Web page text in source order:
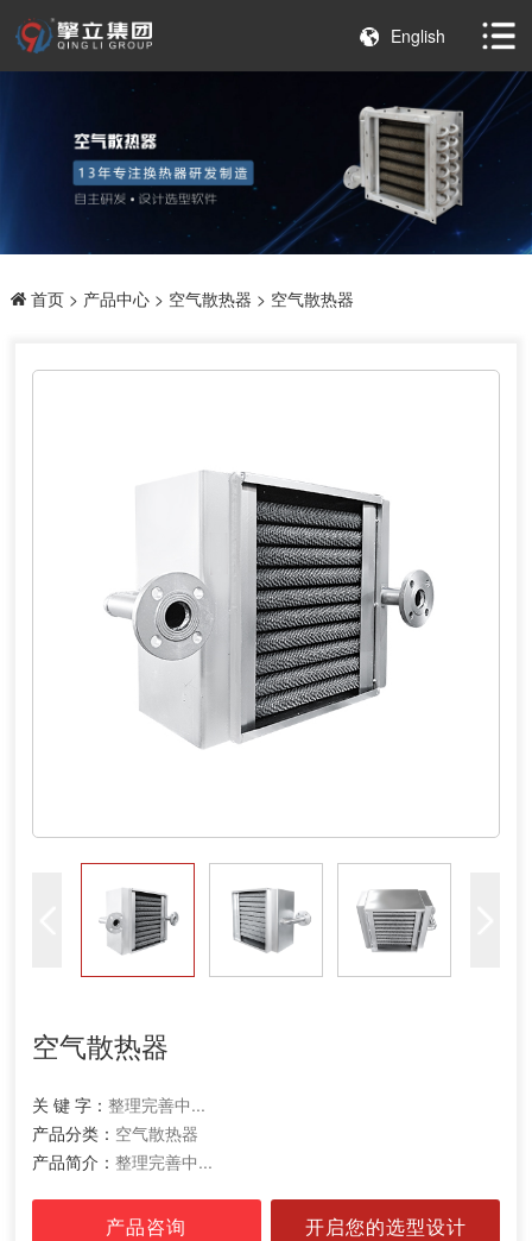
English
首页> 产品中心> 空气散热器 > 空气散热器
空气散热器
关 键 字： 整理完善中...
产品分类： 空气散热器
产品简介： 整理完善中...
产品咨询 开启您的选型设计